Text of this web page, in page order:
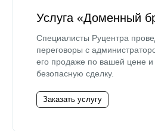
Услуга «Доменный
Специалисты Руцентра
переговоры с
его продаже по вашей цене и
безопасную сделку.
Заказать услугу